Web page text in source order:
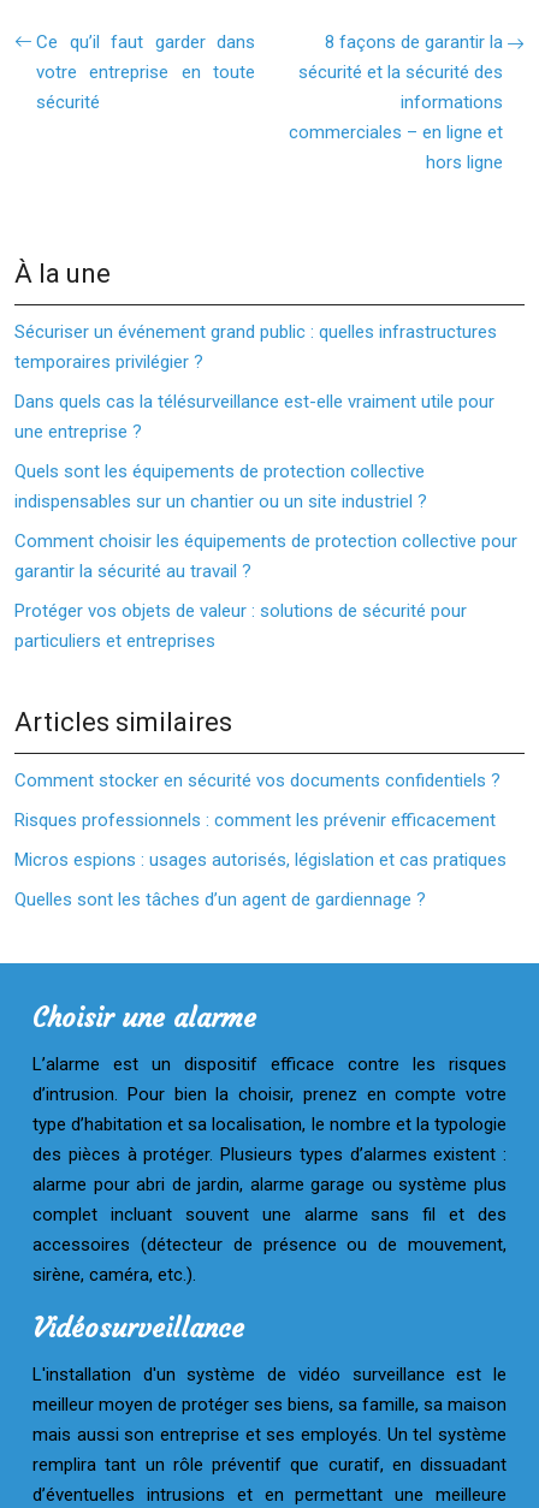
Ce qu’il faut garder dans
votre entreprise en toute
sécurité
8 façons de garantir la
sécurité et la sécurité des
informations
commerciales – en ligne et
hors ligne
À la une
Sécuriser un événement grand public : quelles infrastructures
temporaires privilégier ?
Dans quels cas la télésurveillance est-elle vraiment utile pour
une entreprise ?
Quels sont les équipements de protection collective
indispensables sur un chantier ou un site industriel ?
Comment choisir les équipements de protection collective pour
garantir la sécurité au travail ?
Protéger vos objets de valeur : solutions de sécurité pour
particuliers et entreprises
Articles similaires
Comment stocker en sécurité vos documents confidentiels ?
Risques professionnels : comment les prévenir efficacement
Micros espions : usages autorisés, législation et cas pratiques
Quelles sont les tâches d’un agent de gardiennage ?
Choisir une alarme
L’alarme est un dispositif efficace contre les risques
d’intrusion. Pour bien la choisir, prenez en compte votre
type d’habitation et sa localisation, le nombre et la typologie
des pièces à protéger. Plusieurs types d’alarmes existent :
alarme pour abri de jardin, alarme garage ou système plus
complet incluant souvent une alarme sans fil et des
accessoires (détecteur de présence ou de mouvement,
sirène, caméra, etc.).
Vidéosurveillance
L'installation d'un système de vidéo surveillance est le
meilleur moyen de protéger ses biens, sa famille, sa maison
mais aussi son entreprise et ses employés. Un tel système
remplira tant un rôle préventif que curatif, en dissuadant
d’éventuelles intrusions et en permettant une meilleure